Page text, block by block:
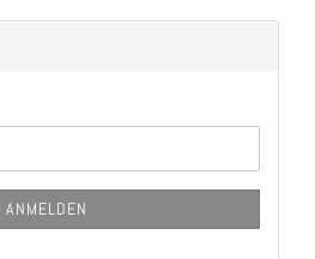
ANMELDEN